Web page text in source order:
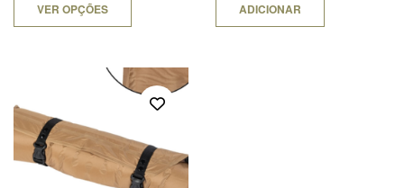
VER OPÇÕES ADICIONAR